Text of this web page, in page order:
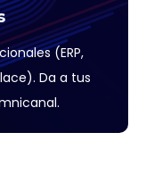
(ERP,
Da a tus